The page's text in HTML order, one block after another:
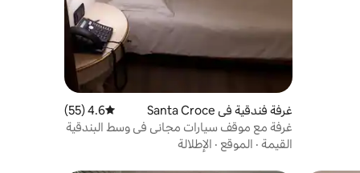
غرفة فندقية في Santa Croce متوسط التقييم 4.6 من 5، 55 مراجعات
4.6 (55)
غرفة مع موقف سيارات مجاني في وسط البندقية
القيمة · الموقع · الإطلالة